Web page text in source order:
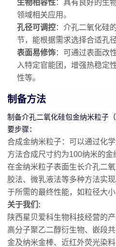
生物相容性：具有良好的生
领域相关应用。
孔径可调控：介孔二氧化硅
节，能根据需求选择合适孔
表面易修饰：可通过表面改
入特定官能团，增强热稳定
性等。
制备方法
制备介孔二氧化硅包金纳米粒子
要步骤：
合成金纳米粒子：可以通过化
方法合成尺寸约为100纳米的金
在金纳米粒子表面生长介孔二
胶法、微乳液法等多种方法实
于所需的最终性能，如粒径大
关于我们:
陕西星贝爱科生物科技经营的
高分子聚乙二醇衍生物、嵌段
金及纳米金棒、近红外荧光染